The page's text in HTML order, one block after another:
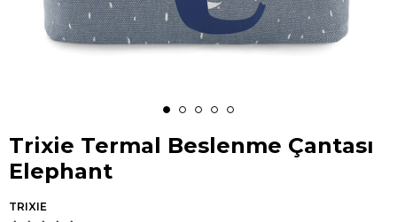
Trixie Termal Beslenme Çantası
Elephant
TRIXIE